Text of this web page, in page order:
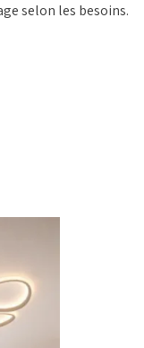
selon les besoins.